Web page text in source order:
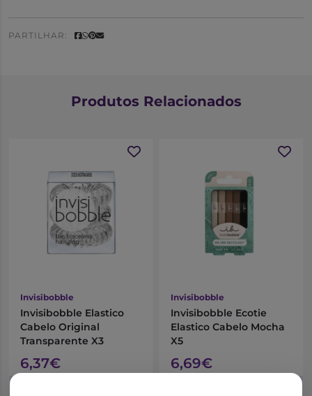
cabelo molhado.
PARTILHAR:
Produtos Relacionados
Invisibobble
Invisibobble Elastico
Cabelo Original
Transparente X3
6,37€
Invisibobble
Invisibobble Ecotie
Elastico Cabelo Mocha
X5
6,69€